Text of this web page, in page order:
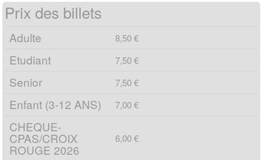
Prix des billets
Adulte 8,50 €
Etudiant 7,50 €
Senior 7,50 €
Enfant (3-12 ANS) 7,00 €
CHEQUE-
CPAS/CROIX
ROUGE 2026
6,00 €